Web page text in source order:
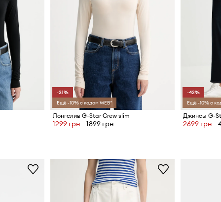
-31%
Ещё -10% с кодом WEB*
Лонгслив G-Star Crew slim
1299 грн 1899 грн
-42%
Ещё -10% с
Джинсы G-
2699 грн